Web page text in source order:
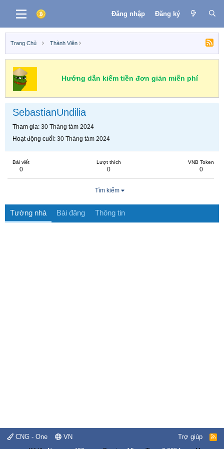
Đăng nhập Đăng ký
Trang Chủ Thành Viên
Hướng dẫn kiếm tiền đơn giản miễn phí
SebastianUndilia
Tham gia 30 Tháng tám 2024
Hoạt động cuối 30 Tháng tám 2024
Bài viết
0
Lượt thích
0
VNB Token
0
Tìm kiếm
Tường nhà Bài đăng Thông tin
CNG - One VN Trợ giúp
R